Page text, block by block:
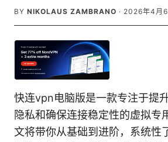
BY NIKOLAUS ZAMBRANO · 2026年4月6
快连vpn电脑版是一款专注于提
隐私和确保连接稳定性的虚拟专
文将带你从基础到进阶，系统性